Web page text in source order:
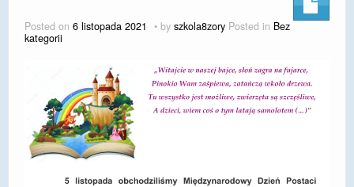
KONTAKT
DLA RODZICÓW I UCZNIÓW
DLA PRACOWNIKÓW
GALERIA
Posted on 6 listopada 2021 by szkola8zory Posted in Bez
kategorii